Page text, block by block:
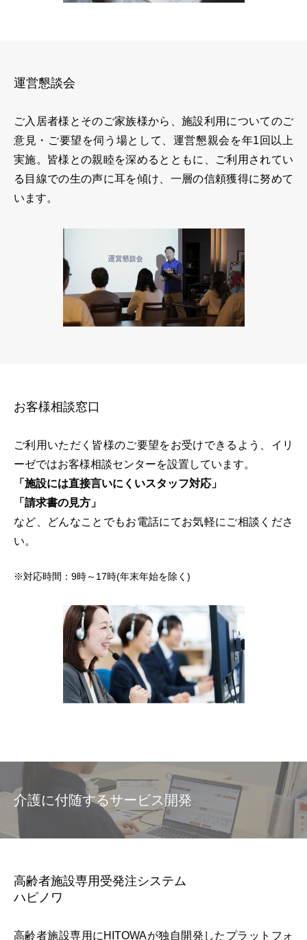
運営懇談会
ご入居者様とそのご家族様から、施設利用についてのご
意見・ご要望を伺う場として、運営懇親会を年1回以上
実施。皆様との親睦を深めるとともに、ご利用されてい
る目線での生の声に耳を傾け、一層の信頼獲得に努めて
います。
お客様相談窓口
ご利用いただく皆様のご要望をお受けできるよう、イリ
ーゼではお客様相談センターを設置しています。
「施設には直接言いにくいスタッフ対応」
「請求書の見方」
など、どんなことでもお電話にてお気軽にご相談くださ
い。
※対応時間：9時～17時(年末年始を除く)
介護に付随するサービス開発
高齢者施設専用受発注システム
ハピノワ
高齢者施設専用にHITOWAが独自開発したプラットフォ